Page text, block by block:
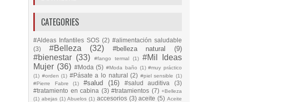
CATEGORIES
#Aldeas Infantiles SOS (2) #alimentación saludable
(3)
#Belleza (32) #belleza natural (9)
#bienestar (33) #fango termal (1)
#Mil Ideas
Mujer (36) #Moda (5) #Moda baño (1) #muy práctico
(1) #orden (1) #Pásate a lo natural (2) #piel sensible (1)
#Pierre Fabre
(1) #salud (16) #salud auditiva
(3)
#tratamiento en cabina (3) #tratamientos (7) +Belleza
(1) abejas (1) Abuelos (1) accesorios (3) aceite (5) Aceite